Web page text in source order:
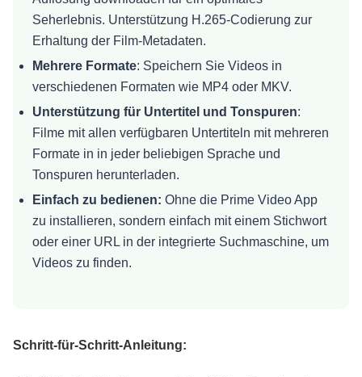
Seherlebnis. Unterstützung H.265-Codierung zur
Erhaltung der Film-Metadaten.
Mehrere Formate: Speichern Sie Videos in
verschiedenen Formaten wie MP4oder MKV.
Unterstützung für Untertitel und Tonspuren:
Filme mit allen verfügbaren Untertiteln mit mehreren
Formate in in jeder beliebigen Sprache und
Tonspuren herunterladen.
Einfach zu bedienen: Ohne die Prime Video App
zu installieren, sondern einfach mit einem Stichwort
oder einer URL in der integrierte Suchmaschine, um
Videos zu finden.
Schritt-für-Schritt-Anleitung: